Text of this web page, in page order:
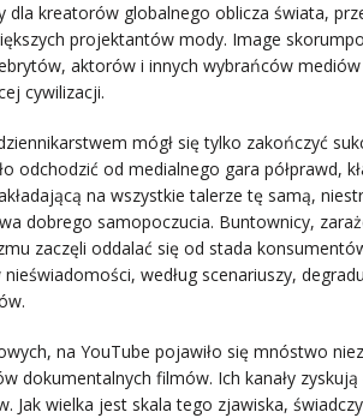
dla kreatorów globalnego oblicza świata,
projektantów mody. Image
aktorów i innych wybrańców
cywilizacji.
mógł się tylko zakończyć
odchodzić od medialnego gara półprawd,
na wszystkie talerze tę samą,
dobrego samopoczucia. Buntownicy,
zaczęli oddalać się od stada
według scenariuszy,
na YouTube pojawiło się mnóstwo
dokumentalnych filmów. Ich kanały zyskują
Jak wielka jest skala tego zjawiska,